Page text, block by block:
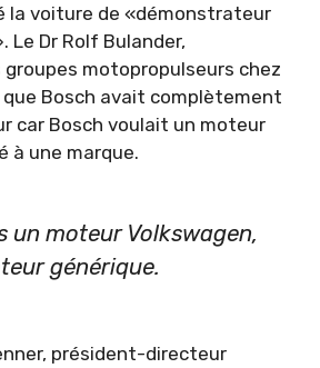
la voiture de «démonstrateur
Dr Rolf Bulander,
groupes motopropulseurs chez
que Bosch avait complètement
car Bosch voulait un moteur
à une marque.
un moteur Volkswagen,
générique.
président-directeur